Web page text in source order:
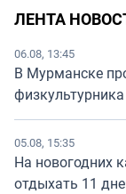
ЛЕНТА
06.08, 13:45
В Мурманске
физкультурника
05.08, 15:35
На новогодних
отдыхать 11